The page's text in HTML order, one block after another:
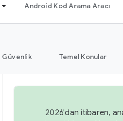
Android Kod Arama Aracı
Güvenlik Temel Konular
2026'dan itibaren,